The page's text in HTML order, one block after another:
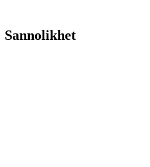
Sannolikhet